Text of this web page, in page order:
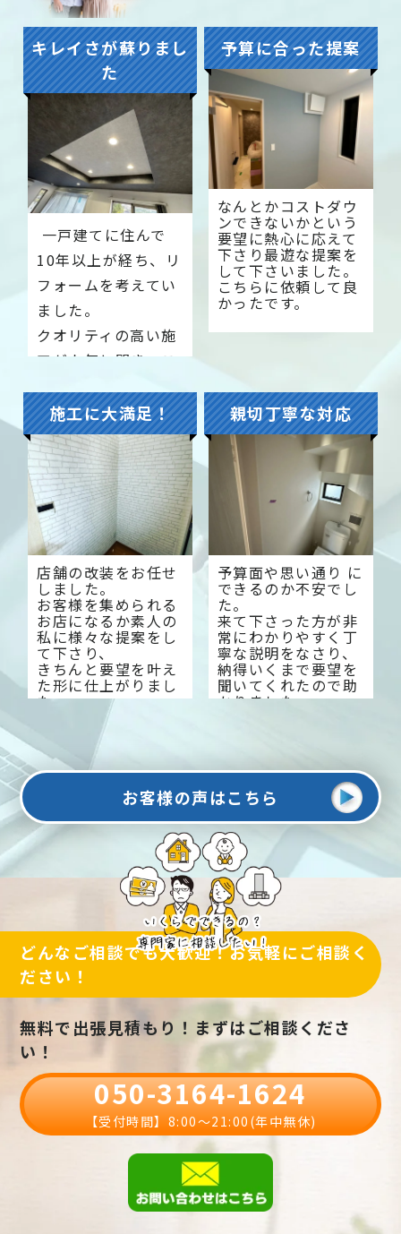
キレイさが蘇りまし
た
一戸建てに住んで
10年以上が経ち、リ
フォームを考えてい
ました。
クオリティの高い施
工が人気と聞き、こ
とにしました。
納得のいくプランを
ご提案してください
ました。
予算に合った提案
なんとかコストダウ
ンできないかという
要望に熱心に応えて
下さり最遊な提案を
して下さいました。
こちらに依頼して良
かったです。
施工に大満足！
店舗の改装をお任せ
しました。
お客様を集められる
お店になるか素人の
私に様々な提案をし
て下さり、
きちんと要望を叶え
た形に仕上がりまし
た。
今では来客数も増え
大変満足していま
す。
親切丁寧な対応
予算面や思い通り に
できるのか不安でし
た。
来て下さった方が非
常にわかりやすく丁
寧な説明をなさり、
納得いくまで要望を
聞いてくれたので助
かりました。
お客様の声はこちら
どんなご相談でも大歓迎！お気軽にご相談く
ださい！
無料で出張見積もり！まずはご相談くださ
い！
050-3164-1624
【受付時間】8:00〜21:00(年中無休)